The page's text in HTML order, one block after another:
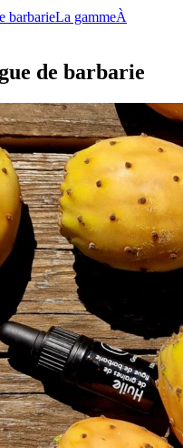
barbarieLa gammeÀ
de barbarie